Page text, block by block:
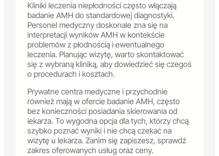
Kliniki leczenia niepłodności często włączają
badanie AMH do standardowej diagnostyki.
Personel medyczny doskonale zna się na
interpretacji wyników AMH w kontekście
problemów z płodnością i ewentualnego
leczenia. Planując wizytę, warto skontaktować
się z wybraną kliniką, aby dowiedzieć się czegoś
o procedurach i kosztach.
Prywatne centra medyczne i przychodnie
również mają w ofercie badanie AMH, często
bez konieczności posiadania skierowania od
lekarza. To wygodna opcja dla tych, którzy chcą
szybko poznać wyniki i nie chcą czekać na
wizytę u lekarza. Zanim się zapiszesz, sprawdź
zakres oferowanych usług oraz ceny.